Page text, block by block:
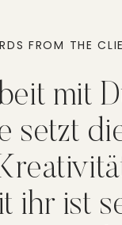
FROM THE
mit
setzt
ihr ist